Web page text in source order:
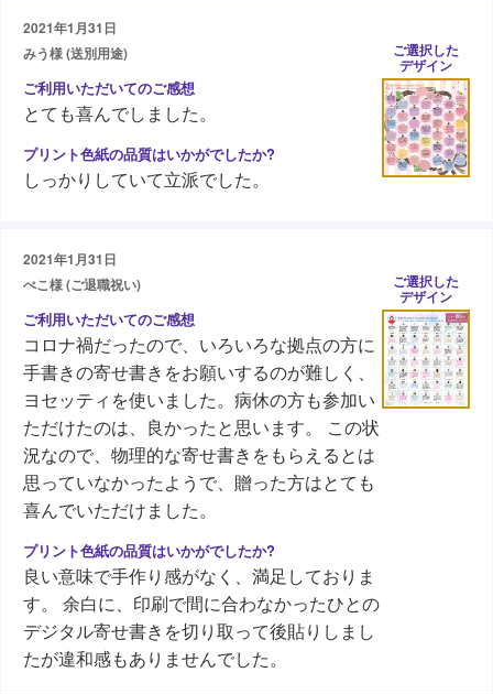
2021年1月31日
みう様 (送別用途)
とても喜んでしました。
しっかりしていて立派でした。
ご選択した
デザイン
2021年1月31日
ぺこ様 (ご退職祝い)
コロナ禍だったので、いろいろな拠点の方に
手書きの寄せ書きをお願いするのが難しく、
ヨセッティを使いました。病休の方も参加い
ただけたのは、良かったと思います。 この状
況なので、物理的な寄せ書きをもらえるとは
思っていなかったようで、贈った方はとても
喜んでいただけました。
良い意味で手作り感がなく、満足しておりま
す。 余白に、印刷で間に合わなかったひとの
デジタル寄せ書きを切り取って後貼りしまし
たが違和感もありませんでした。
ご選択した
デザイン